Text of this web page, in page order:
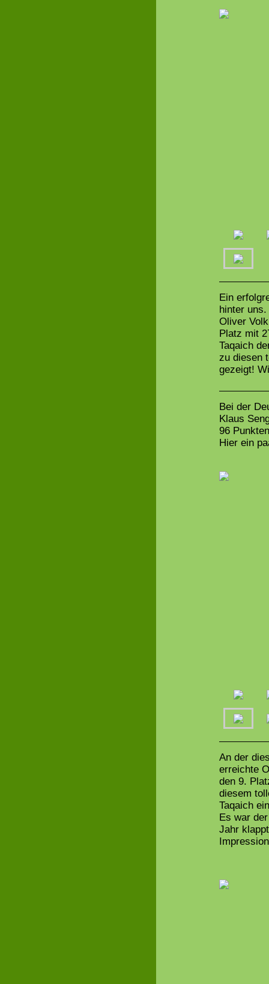
Ein
hinter
Oliver
Platz mit
Taqaich
zu diesen
gezeigt!
Bei der
Klaus
96
Hier ein
An der
erreichte
den 9.
diesem
Taqaich
Es war
Jahr